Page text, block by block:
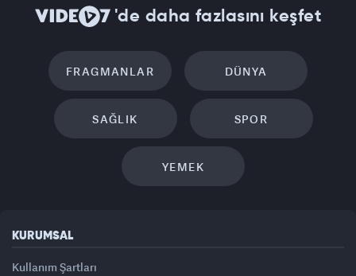
'de daha fazlasını keşfet
FRAGMANLAR DÜNYA
SAĞLIK SPOR
YEMEK
KURUMSAL
Kullanım Şartları